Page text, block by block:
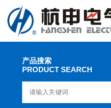
产品搜索
PRODUCT SEARCH